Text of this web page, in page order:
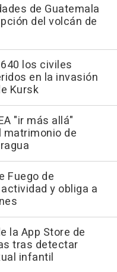
de Guatemala
del volcán de
los civiles
en la invasión
Kursk
"ir más allá"
de
Fuego de
y obliga a
la App Store de
tras detectar
infantil